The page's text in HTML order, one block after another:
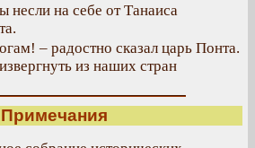
на себе от Танаиса
– радостно сказал царь Понта.
из наших стран
Примечания